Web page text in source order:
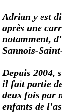
Adrian y est
après une
notamment,
Sannois-
Depuis 2004,
il fait partie
deux fois par
enfants de